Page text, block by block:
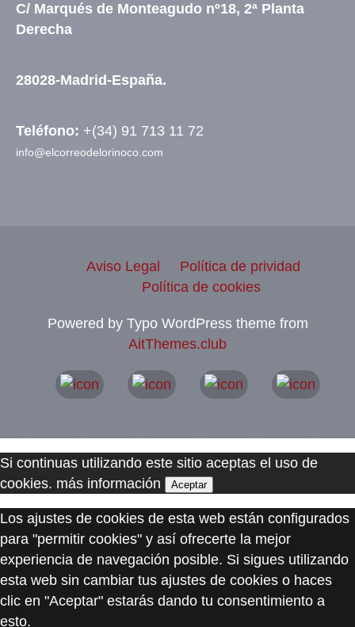
C/ Marqués de Monteagudo nº18, 2ª Planta
Derecha
28028-Madrid-España.
Teléfono: +(34) 91 713 11 72
info@elcorreodelorinoco.com
Aviso Legal
Política de prividad
Política de cookies
Powered by Typo WordPress theme from
AitThemes.club
Si continuas utilizando este sitio aceptas el uso de
cookies. más información Aceptar
Los ajustes de cookies de esta web están configurados
para "permitir cookies" y así ofrecerte la mejor
experiencia de navegación posible. Si sigues utilizando
esta web sin cambiar tus ajustes de cookies o haces
clic en "Aceptar" estarás dando tu consentimiento a
esto.